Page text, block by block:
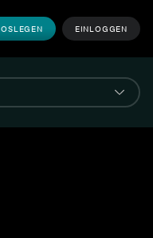
EINLOGGEN